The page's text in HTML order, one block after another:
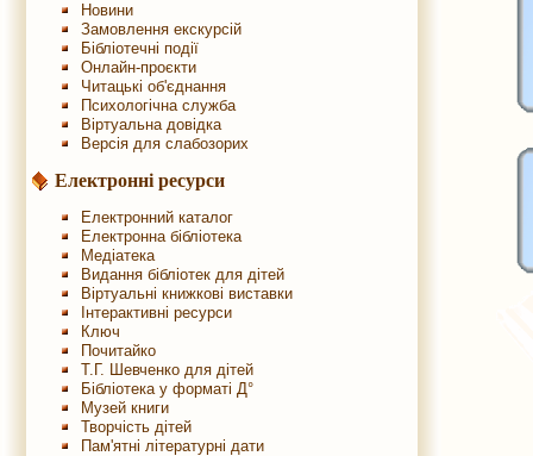
Новини
Замовлення екскурсій
Бібліотечні події
Онлайн-проєкти
Читацькі об'єднання
Психологічна служба
Віртуальна довідка
Версія для слабозорих
Електронні ресурси
Електронний каталог
Електронна бібліотека
Медіатека
Видання бібліотек для дітей
Віртуальні книжкові виставки
Інтерактивні ресурси
Ключ
Почитайко
Т.Г. Шевченко для дітей
Бібліотека у форматі Д°
Музей книги
Творчість дітей
Пам'ятні літературні дати